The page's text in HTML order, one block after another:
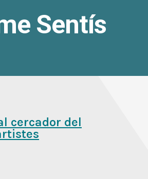
Sentís
cercador del